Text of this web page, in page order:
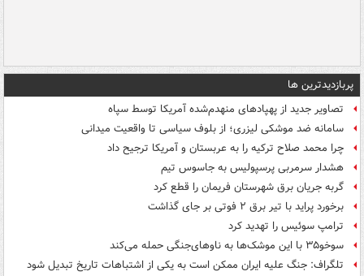
پربازدیدترین ها
تصاویر جدید از پهپادهای منهدم‌شده آمریکا توسط سپاه
سامانه ضد موشکی لیزری؛ از بلوف سیاسی تا واقعیت میدانی
چرا محمد صلاح ترکیه را به عربستان و آمریکا ترجیح داد
هشدار سرمربی پرسپولیس به جاسوس تیم
گربه جریان برق شهرستان فریمان را قطع کرد
برخورد پراید با تیر برق ۲ فوتی بر جای گذاشت
ترامپ سوئیس را تهدید کرد
سوخو۳۵ با این موشک‌ها به ناوهای‌جنگی حمله می‌کند
تلگراف: جنگ علیه ایران ممکن است به یکی از اشتباهات تاریخ تبدیل شود